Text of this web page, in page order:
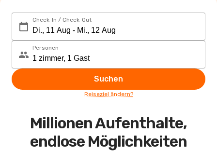
Check-In / Check-Out
Personen
Suchen
Reiseziel ändern?
Millionen Aufenthalte,
endlose Möglichkeiten